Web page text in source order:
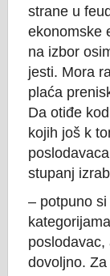
strane u
ekonomske
na izbor
jesti. Mora
plaća
Da otiđe
kojih još k
stupanj
– potpuno
dovoljno. Za